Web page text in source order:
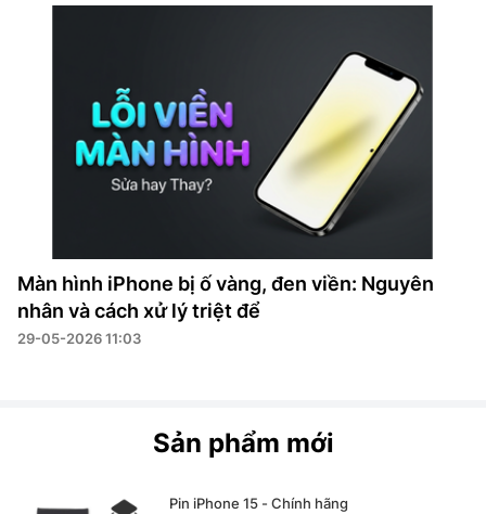
Màn hình iPhone bị ố vàng, đen viền: Nguyên
nhân và cách xử lý triệt để
29-05-2026 11:03
Sản phẩm mới
Pin iPhone 15 - Chính hãng